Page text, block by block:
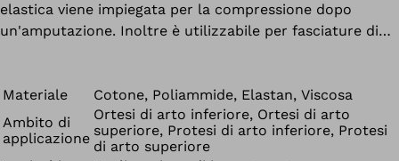
elastica viene impiegata per la compressione dopo
un'amputazione. Inoltre è utilizzabile per fasciature di
essere rimossa quando il paziente è in posizione di
riposo e di notte.
Materiale
Cotone, Poliammide, Elastan, Viscosa
Ambito di
applicazione
Ortesi di arto inferiore, Ortesi di arto
superiore, Protesi di arto inferiore, Protesi
di arto superiore